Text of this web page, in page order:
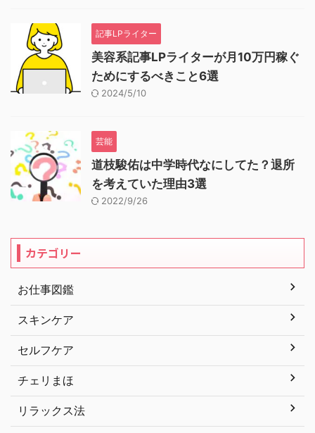
記事LPライター
美容系記事LPライターが月10万円稼ぐ
ためにするべきこと6選
2024/5/10
芸能
道枝駿佑は中学時代なにしてた？退所
を考えていた理由3選
2022/9/26
カテゴリー
お仕事図鑑
スキンケア
セルフケア
チェリまほ
リラックス法